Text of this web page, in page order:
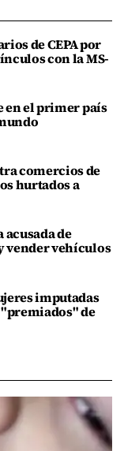
de CEPA por
con la MS-
en el primer país
comercios de
hurtados a
de
vender vehículos
imputadas
de